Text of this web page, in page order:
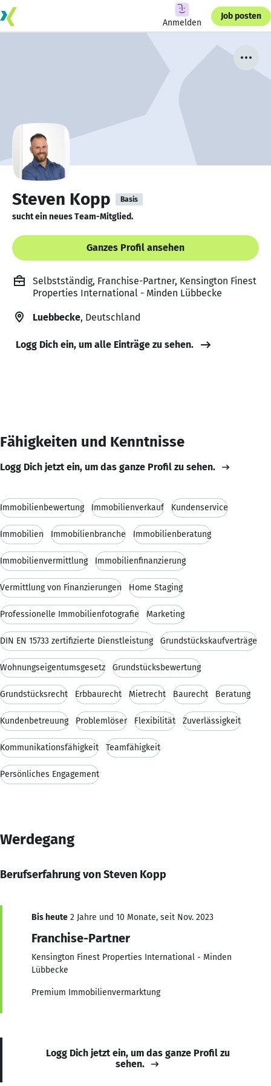
Anmelden
Job posten
Steven Kopp Basis
sucht ein neues Team-Mitglied.
Ganzes Profil ansehen
Selbstständig, Franchise-Partner, Kensington Finest
Properties International - Minden Lübbecke
Luebbecke, Deutschland
Logg Dich ein, um alle Einträge zu sehen.
Fähigkeiten und Kenntnisse
Logg Dich jetzt ein, um das ganze Profil zu sehen.
Immobilienbewertung Immobilienverkauf Kundenservice
Immobilien Immobilienbranche Immobilienberatung
Immobilienvermittlung Immobilienfinanzierung
Vermittlung von Finanzierungen Home Staging
Professionelle Immobilienfotografie Marketing
DIN EN 15733 zertifizierte Dienstleistung Grundstückskaufverträge
Wohnungseigentumsgesetz Grundstücksbewertung
Grundstücksrecht Erbbaurecht Mietrecht Baurecht Beratung
Kundenbetreuung Problemlöser Flexibilität Zuverlässigkeit
Kommunikationsfähigkeit Teamfähigkeit
Persönliches Engagement
Werdegang
Berufserfahrung von Steven Kopp
Bis heute 2 Jahre und 10 Monate, seit Nov. 2023
Franchise-Partner
Kensington Finest Properties International - Minden
Lübbecke
Premium Immobilienvermarktung
Logg Dich jetzt ein, um das ganze Profil zu
sehen.